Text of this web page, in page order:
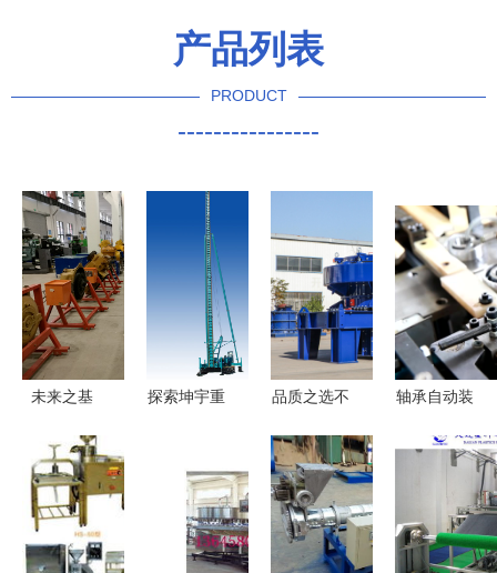
产品列表
PRODUCT
----------------
未来之基
程机械实验
室的设备集
群与架构设
计
探索坤宇重
机的卓越参
数与施工优
势
品质之选不
保制砂机品
牌与新型制
砂机制造企
业推荐
轴承自动装
备精密制造
的关键技术
正成为工业
4.0核心驱